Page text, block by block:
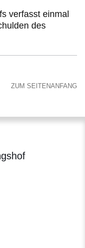
verfasst einmal
des
ZUM SEITENANFANG